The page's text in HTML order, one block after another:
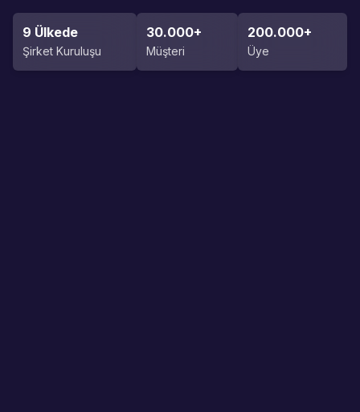
Destek:0 (850) 255 08 26
9 Ülkede
Şirket Kuruluşu
30.000+
Müşteri
200.000+
Üye